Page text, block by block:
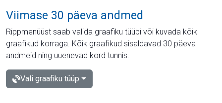
Viimase 30 päeva andmed
Rippmenüüst saab valida graafiku tüübi või kuvada kõik
graafikud korraga. Kõik graafikud sisaldavad 30 päeva
andmeid ning uuenevad kord tunnis.
Vali graafiku tüüp